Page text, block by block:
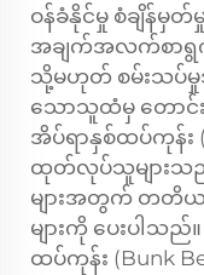
ဝန်ခံနိုင်မှု စံချိန်မှ
အချက်အလက်စာရွက်
သို့မဟုတ် စမ်းသပ်မှုအ
သောသူထံမှ တောင်
အိပ်ရာနှစ်ထပ်ကုန်း
ထုတ်လုပ်သူများသည်
များအတွက် တတိယ
များကို ပေးပါသ
ထပ်ကုန်း (Bunk